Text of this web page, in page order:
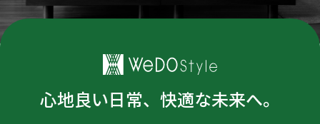
心地良い日常、快適な未来へ。